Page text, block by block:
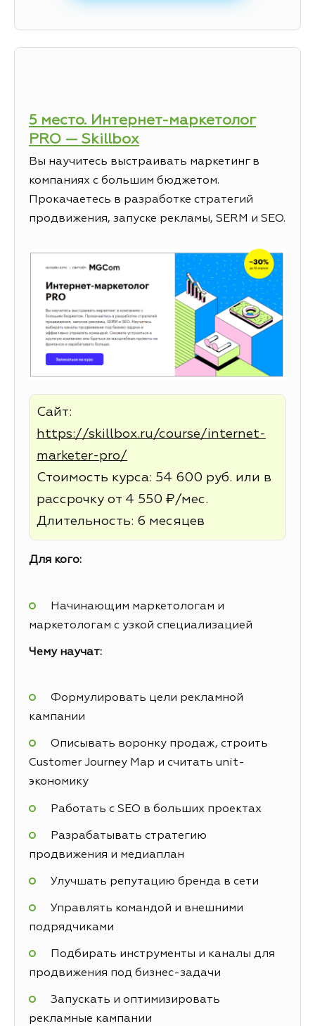
5 место. Интернет-маркетолог
PRO — Skillbox
Вы научитесь выстраивать маркетинг в
компаниях с большим бюджетом.
Прокачаетесь в разработке стратегий
продвижения, запуске рекламы, SERM и SEO.
Сайт:
https://skillbox.ru/course/internet-
marketer-pro/
Стоимость курса: 54 600 руб. или в
рассрочку от 4 550 ₽/мес.
Длительность: 6 месяцев
Для кого:
Начинающим маркетологам и
маркетологам с узкой специализацией
Чему научат:
Формулировать цели рекламной
кампании
Описывать воронку продаж, строить
Customer Journey Map и считать unit-
экономику
Работать с SEO в больших проектах
Разрабатывать стратегию
продвижения и медиаплан
Улучшать репутацию бренда в сети
Управлять командой и внешними
подрядчиками
Подбирать инструменты и каналы для
продвижения под бизнес-задачи
Запускать и оптимизировать
рекламные кампании